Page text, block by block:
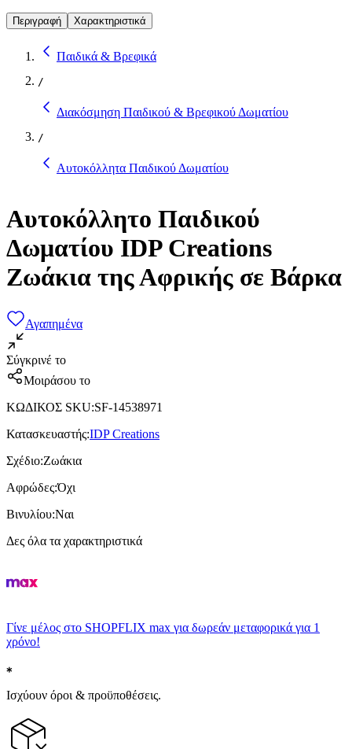
Περιγραφή Χαρακτηριστικά
Παιδικά & Βρεφικά
/
Διακόσμηση Παιδικού & Βρεφικού Δωματίου
/
Αυτοκόλλητα Παιδικού Δωματίου
Αυτοκόλλητo Παιδικού
Δωματίου IDP Creations
Ζωάκια της Αφρικής σε Βάρκα
Αγαπημένα
Σύγκρινέ το
Μοιράσου το
ΚΩΔΙΚΟΣ SKU:SF-14538971
Κατασκευαστής:IDP Creations
Σχέδιο:Ζωάκια
Αφρώδες:Όχι
Βινυλίου:Ναι
Δες όλα τα χαρακτηριστικά
Γίνε μέλος στο SHOPFLIX max για δωρεάν μεταφορικά για 1
χρόνο!
Ισχύουν όροι & προϋποθέσεις.